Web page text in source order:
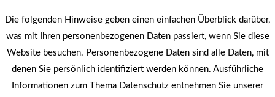
Die folgenden Hinweise geben einen einfachen Überblick darüber,
was mit Ihren personenbezogenen Daten passiert, wenn Sie diese
Website besuchen. Personenbezogene Daten sind alle Daten, mit
denen Sie persönlich identifiziert werden können. Ausführliche
Informationen zum Thema Datenschutz entnehmen Sie unserer